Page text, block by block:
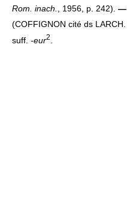
Rom. inach.
, 1956, p. 242). —
(COFFIGNON cité ds LARCH.
suff. -eur2